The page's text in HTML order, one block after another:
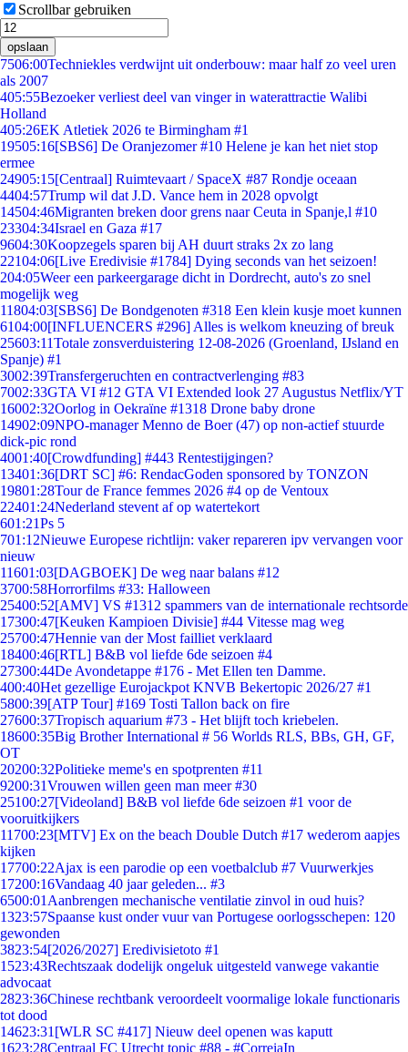
Scrollbar gebruiken
opslaan
7506:00Techniekles verdwijnt uit onderbouw: maar half zo veel uren
als 2007
405:55Bezoeker verliest deel van vinger in waterattractie Walibi
Holland
405:26EK Atletiek 2026 te Birmingham #1
19505:16[SBS6] De Oranjezomer #10 Helene je kan het niet stop
ermee
24905:15[Centraal] Ruimtevaart / SpaceX #87 Rondje oceaan
4404:57Trump wil dat J.D. Vance hem in 2028 opvolgt
14504:46Migranten breken door grens naar Ceuta in Spanje,l #10
23304:34Israel en Gaza #17
9604:30Koopzegels sparen bij AH duurt straks 2x zo lang
22104:06[Live Eredivisie #1784] Dying seconds van het seizoen!
204:05Weer een parkeergarage dicht in Dordrecht, auto's zo snel
mogelijk weg
11804:03[SBS6] De Bondgenoten #318 Een klein kusje moet kunnen
6104:00[INFLUENCERS #296] Alles is welkom kneuzing of breuk
25603:11Totale zonsverduistering 12-08-2026 (Groenland, IJsland en
Spanje) #1
3002:39Transfergeruchten en contractverlenging #83
7002:33GTA VI #12 GTA VI Extended look 27 Augustus Netflix/YT
16002:32Oorlog in Oekraïne #1318 Drone baby drone
14902:09NPO-manager Menno de Boer (47) op non-actief stuurde
dick-pic rond
4001:40[Crowdfunding] #443 Rentestijgingen?
13401:36[DRT SC] #6: RendacGoden sponsored by TONZON
19801:28Tour de France femmes 2026 #4 op de Ventoux
22401:24Nederland stevent af op watertekort
601:21Ps 5
701:12Nieuwe Europese richtlijn: vaker repareren ipv vervangen voor
nieuw
11601:03[DAGBOEK] De weg naar balans #12
3700:58Horrorfilms #33: Halloween
25400:52[AMV] VS #1312 spammers van de internationale rechtsorde
17300:47[Keuken Kampioen Divisie] #44 Vitesse mag weg
25700:47Hennie van der Most failliet verklaard
18400:46[RTL] B&B vol liefde 6de seizoen #4
27300:44De Avondetappe #176 - Met Ellen ten Damme.
400:40Het gezellige Eurojackpot KNVB Bekertopic 2026/27 #1
5800:39[ATP Tour] #169 Tosti Tallon back on fire
27600:37Tropisch aquarium #73 - Het blijft toch kriebelen.
18600:35Big Brother International # 56 Worlds RLS, BBs, GH, GF,
OT
20200:32Politieke meme's en spotprenten #11
9200:31Vrouwen willen geen man meer #30
25100:27[Videoland] B&B vol liefde 6de seizoen #1 voor de
vooruitkijkers
11700:23[MTV] Ex on the beach Double Dutch #17 wederom aapjes
kijken
17700:22Ajax is een parodie op een voetbalclub #7 Vuurwerkjes
17200:16Vandaag 40 jaar geleden... #3
6500:01 Aanbrengen mechanische ventilatie zinvol in oud huis?
1323:57Spaanse kust onder vuur van Portugese oorlogsschepen: 120
gewonden
3823:54[2026/2027] Eredivisietoto #1
1523:43Rechtszaak dodelijk ongeluk uitgesteld vanwege vakantie
advocaat
2823:36Chinese rechtbank veroordeelt voormalige lokale functionaris
tot dood
14623:31 [WLR SC #417] Nieuw deel openen was kaputt
1623:28Centraal FC Utrecht topic #88 - #CorreiaIn